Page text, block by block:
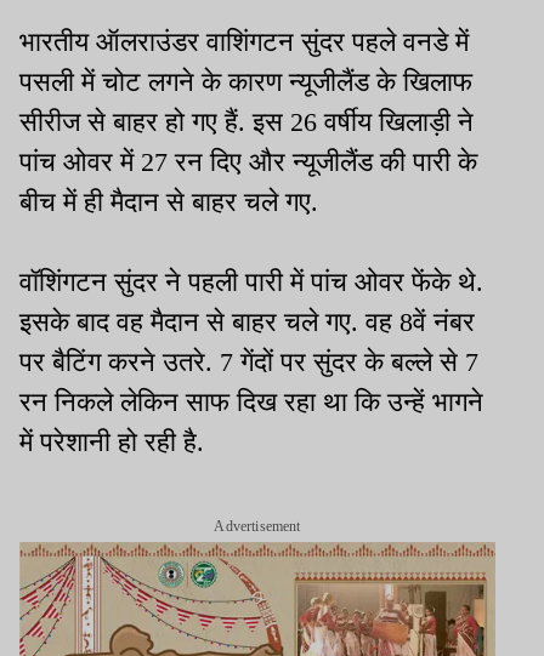
भारतीय ऑलराउंडर वाशिंगटन सुंदर पहले वनडे में
पसली में चोट लगने के कारण न्यूजीलैंड के खिलाफ
सीरीज से बाहर हो गए हैं. इस 26 वर्षीय खिलाड़ी ने
पांच ओवर में 27 रन दिए और न्यूजीलैंड की पारी के
बीच में ही मैदान से बाहर चले गए.
वॉशिंगटन सुंदर ने पहली पारी में पांच ओवर फेंके थे.
इसके बाद वह मैदान से बाहर चले गए. वह 8वें नंबर
पर बैटिंग करने उतरे. 7 गेंदों पर सुंदर के बल्ले से 7
रन निकले लेकिन साफ दिख रहा था कि उन्हें भागने
में परेशानी हो रही है.
Advertisement